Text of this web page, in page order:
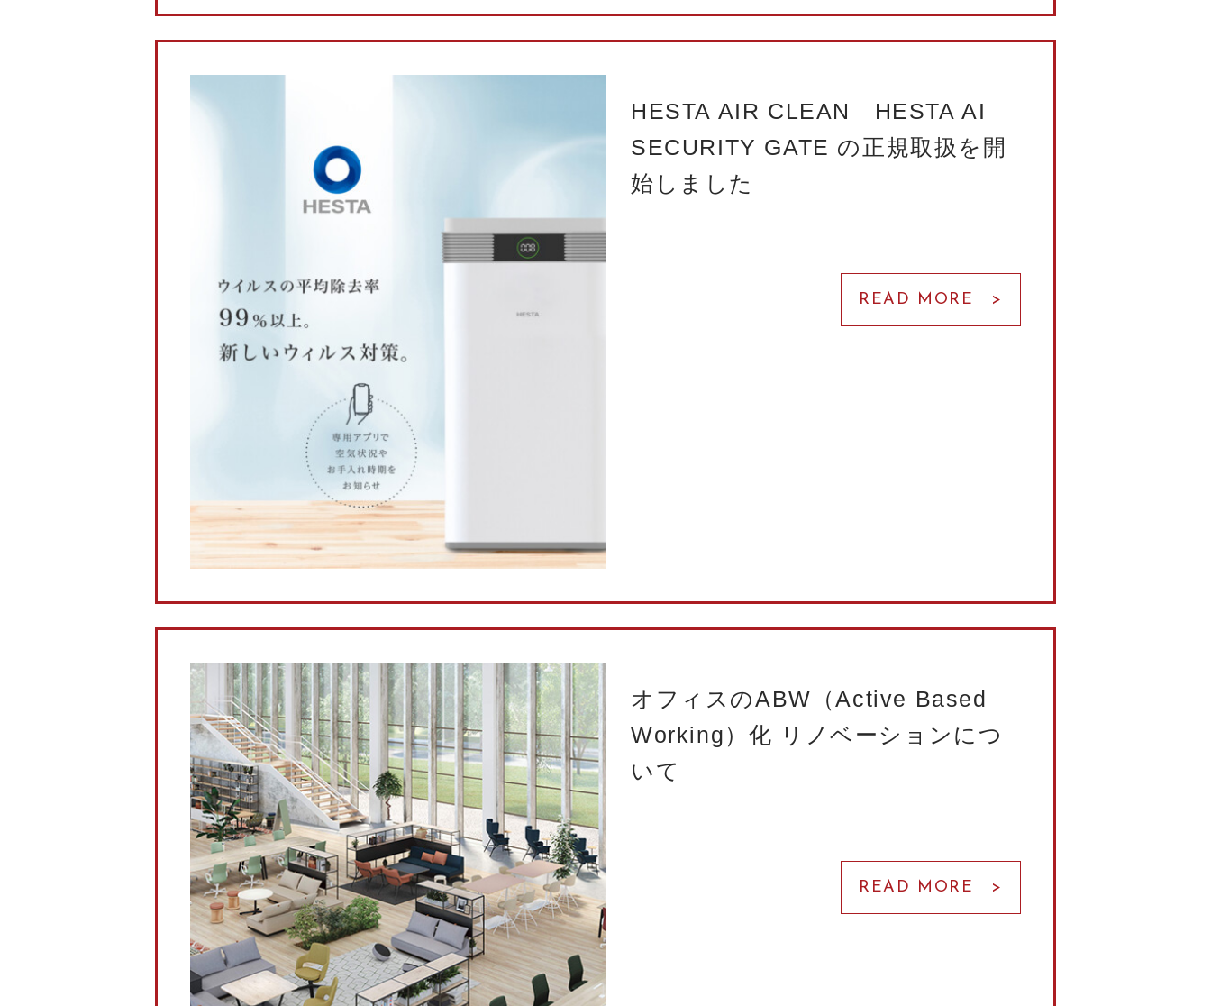
HESTA AIR CLEAN HESTA AI
SECURITY GATE の正規取扱を開
始しました
READ MORE >
オフィスのABW（Active Based
Working）化 リノベーションにつ
いて
READ MORE >